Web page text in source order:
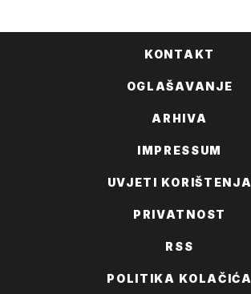
KONTAKT
OGLAŠAVANJE
ARHIVA
IMPRESSUM
UVJETI KORIŠTENJA
PRIVATNOST
RSS
POLITIKA KOLAČIĆA